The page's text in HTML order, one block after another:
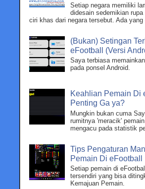
Setiap negara memiliki
didesain sedemikian
ciri khas dari negara tersebut. Ada yang
(Bukan) Setingan
eFootball (Versi
Saya terbiasa
pada ponsel Android.
Keahlian Pemain Di
Penting Ga ya?
Mungkin bukan cuma
rumitnya 'meracik'
mengacu pada statistik
Tips Pengaturan
Pemain Di eFootball
Setiap pemain di
tersendiri yang bisa
Kemajuan Pemain.